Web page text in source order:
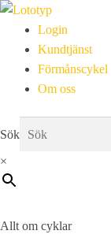
Login
Kundtjänst
Förmånscykel
Om oss
Sök
×
Allt om cyklar